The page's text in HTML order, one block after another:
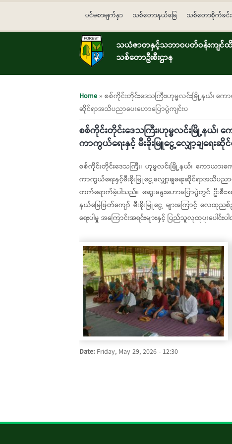
ပင်မစာမျက်နှာ သစ်တောနယ်မြေ သစ်တောစိုက်ခင်း
သယံဇာတနှင့်သဘာဝပတ်ဝန်းကျင်ထိန်
သစ်တောဦးစီးဌာန
You are here
Home» စစ်ကိုင်းတိုင်းဒေသကြီး၊​ဟုမ္မလင်းမြို့နယ်၊ ​ကေ
ဆိုင်ရာအသိပညာပေးဟောပြောပွဲကျင်းပ
စစ်ကိုင်းတိုင်းဒေသကြီး၊​ဟုမ္မလင်းမြို့နယ်၊ ​က
ကာကွယ်ရေးနှင့် မီးခိုးမြူငွေ့လျှော့ချရေး
စစ်ကိုင်းတိုင်းဒေသကြီး၊ ​ဟုမ္မလင်းမြို့နယ်၊ ​ကောယားက
ကာကွယ်ရေးနှင့်မီးခိုးမြူငွေ့လျှော့ချရေးဆိုင်ရာအသိပညာ
တက်ရောက်ခဲ့ပါသည်။ ဆွေးနွေး‌ဟောပြောပွဲတွင် ​ဦးစီးအရ
နယ်မြေဖြတ်ကျော် မီးခိုးမြူငွေ့ များ​ကြောင့် လေ
ရေးပါမှု အ​ကြောင်းအရင်းများနှင့် ပြည်သူလူထုပူးပေါ
Date: Friday, May 29, 2026 - 12:30